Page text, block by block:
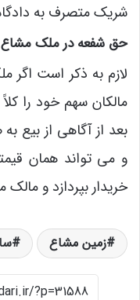
شریک متصرف به
حق شفعه در ملک مشاع
لازم به ذکر است اگر
مالکان سهم خود را
بعد از آگاهی از بیع
و می تواند همان
خریدار بپردازد و
زمین مشاع